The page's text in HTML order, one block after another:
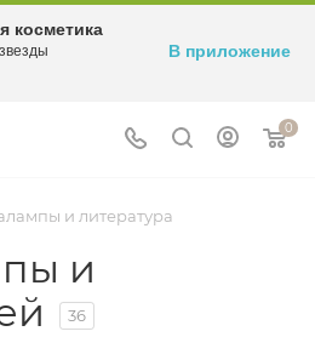
0
и литература
и
36
косметика
В приложение